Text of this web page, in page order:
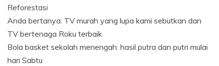
Reforestasi
Anda bertanya: TV murah yang lupa kami sebutkan dan
TV bertenaga Roku terbaik
Bola basket sekolah menengah: hasil putra dan putri mulai
hari Sabtu